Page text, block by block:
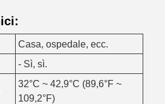
Casa, ospedale, ecc.
- Sì, sì.
32°C ~ 42,9°C (89,6°F ~
109,2°F)